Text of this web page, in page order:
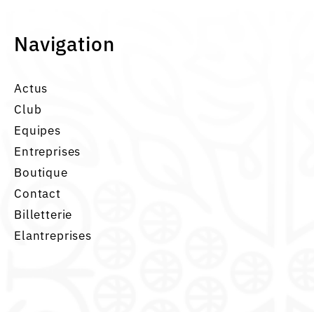
Navigation
Actus
Club
Equipes
Entreprises
Boutique
Contact
Billetterie
Elantreprises